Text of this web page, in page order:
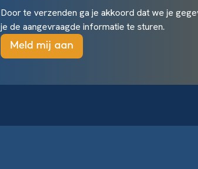
Door te verzenden ga je akkoord dat we je
je de aangevraagde informatie te sturen.